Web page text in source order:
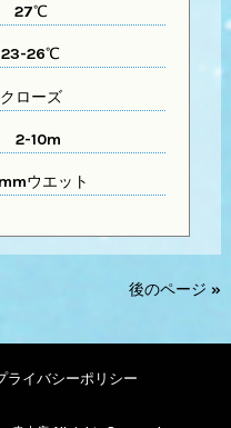
27℃
26℃
ローズ
2-10m
ウエット
後のページ »
ライバシーポリシー